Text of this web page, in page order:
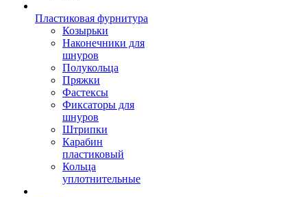
Пластиковая фурнитура
Козырьки
Наконечники для
шнуров
Полукольца
Пряжки
Фастексы
Фиксаторы для
шнуров
Штрипки
Карабин
пластиковый
Кольца
уплотнительные